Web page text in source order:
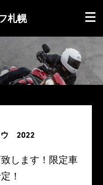
札幌
ウ 2022
します！限定車
！